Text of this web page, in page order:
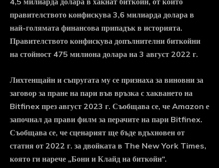
правителството конфискува 3,6 милиарда долара в
най-голямата финансова припадък в историята.
Правителството конфискува допълнителни биткойни
на стойност 475 милиона долара на 3 август 2022 г.
Лихтенщайн и съпругата му се признаха за виновни за
заговор за пране на пари във връзка с хакването на
Bitfinex през август 2023 г. Съобщава се, че Amazon е
започнал да прави филм за перачите на пари Bitfinex.
Съобщава се, че сценарият ще бъде вдъхновен от
статия от 2022 г. за двойката в The New York Times,
която ги нарече „Бони и Клайд на биткойн“.